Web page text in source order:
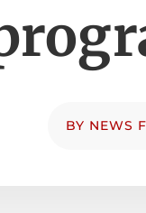
BY NEWS